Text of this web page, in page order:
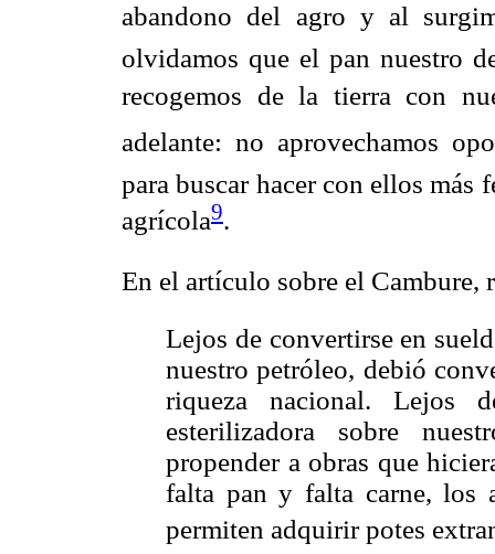
abandono del agro y al
olvidamos que el pan nuestro
recogemos de la tierra con
adelante: no aprovechamos
para buscar hacer con ellos más
agrícola9.
En el artículo sobre el Cambure,
Lejos de convertirse en
nuestro petróleo, debió
riqueza nacional. Lejos
esterilizadora sobre
propender a obras que
falta pan y falta carne, los
permiten adquirir potes